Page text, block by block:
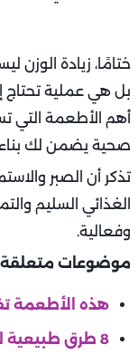
ختامًا، زيادة الوزن
بل هي عملية تحتاج
أهم الأطعمة التي
صحية يضمن لك
تذكر أن الصبر
الغذائي السليم
وفعالية.
موضوعات
هذه الأطعمة
8 طرق طبيعية لزيادة شهيتك للنحفاء